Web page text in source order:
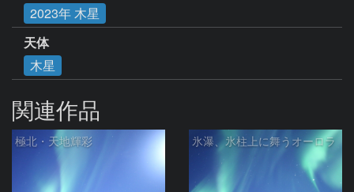
2023年 木星
天体
木星
関連作品
極北・天地輝彩 氷瀑、氷柱上に舞うオーロラ